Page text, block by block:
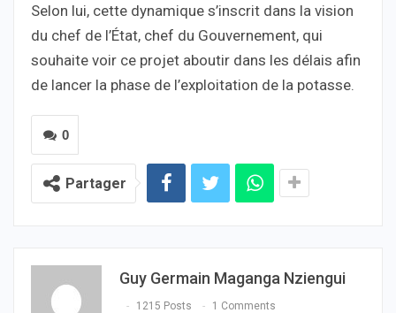
Selon lui, cette dynamique s’inscrit dans la vision
du chef de l’État, chef du Gouvernement, qui
souhaite voir ce projet aboutir dans les délais afin
de lancer la phase de l’exploitation de la potasse.
0
Partager
Guy Germain Maganga Nziengui
1215 Posts 1 Comments